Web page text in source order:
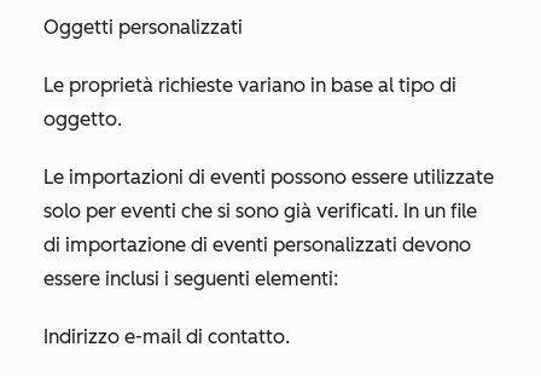
Oggetti personalizzati
Le proprietà richieste variano in base al tipo di
oggetto.
Le importazioni di eventi possono essere utilizzate
solo per eventi che si sono già verificati. In un file
di importazione di eventi personalizzati devono
essere inclusi i seguenti elementi:
Indirizzo e-mail di contatto.